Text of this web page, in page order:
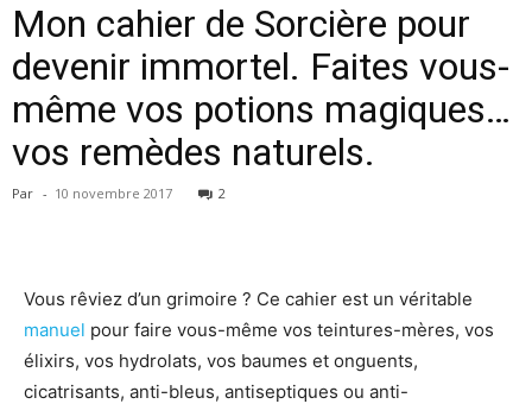
Mon cahier de Sorcière pour
devenir immortel. Faites vous-
même vos potions magiques…
vos remèdes naturels.
Par - 10 novembre 2017 2
Vous rêviez d’un grimoire ? Ce cahier est un véritable
manuel pour faire vous-même vos teintures-mères, vos
élixirs, vos hydrolats, vos baumes et onguents,
cicatrisants, anti-bleus, antiseptiques ou anti-